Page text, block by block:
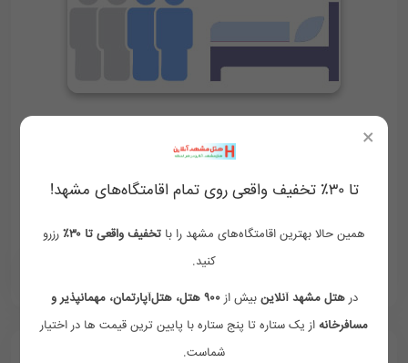
×
تا ۳۰٪ تخفیف واقعی روی تمام اقامتگاه‌های مشهد!
همین حالا بهترین اقامتگاه‌های مشهد را با تخفیف واقعی تا ۳۰٪
رزرو
کنید.
درهتل مشهد آنلاین بیش از
۹۰۰ هتل، هتل‌آپارتمان، مهمانپذیر و
مسافرخانه از یک ستاره تا پنج ستاره با پایین ترین قیمت ها در اختیار
شماست.